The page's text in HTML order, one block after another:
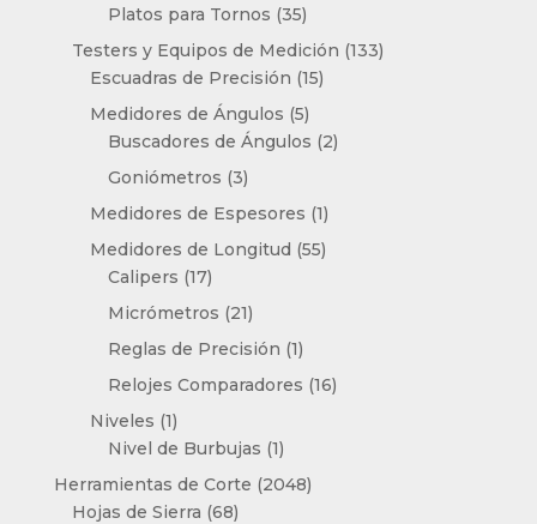
Platos para Tornos 3535
productos
Testers y Equipos de Medición 133133
Escuadras de Precisión 1515
Medidores de Ángulos 55
productos
Buscadores de Ángulos 22
Goniómetros 33
productos
Medidores de Espesores 11
producto
Medidores de Longitud 5555
Calipers 1717
productos
Micrómetros 2121
productos
Reglas de Precisión 11
producto
Relojes Comparadores 1616
Niveles 11
producto
Nivel de Burbujas 11
producto
Herramientas de Corte 20482048
Hojas de Sierra 6868